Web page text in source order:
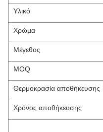
Υλικό
Χρώμα
Μέγεθος
MOQ
Θερμοκρασία αποθήκευσης
Χρόνος αποθήκευσης